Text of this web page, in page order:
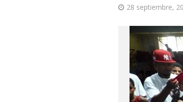
28 septiembre,